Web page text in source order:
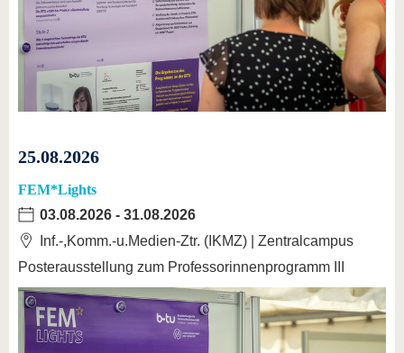
25.08.2026
FEM*Lights
03.08.2026 - 31.08.2026
Inf.-,Komm.-u.Medien-Ztr. (IKMZ) | Zentralcampus
Posterausstellung zum Professorinnenprogramm III